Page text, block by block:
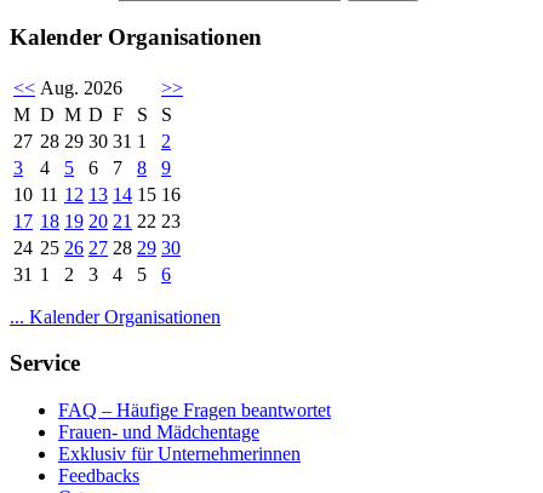
Kalender Organisationen
<< Aug. 2026
>>
M D M D F S
S
27 28 29 30 31 1
2
3
4 5 6 7 8
9
10 11 12 13 14 15 16
17 18 19 20 21 22 23
24 25 26 27 28 29 30
31 1 2 3 4 5 6
... Kalender Organisationen
Service
FAQ – Häufige Fragen beantwortet
Frauen- und Mädchentage
Exklusiv für Unternehmerinnen
Feedbacks